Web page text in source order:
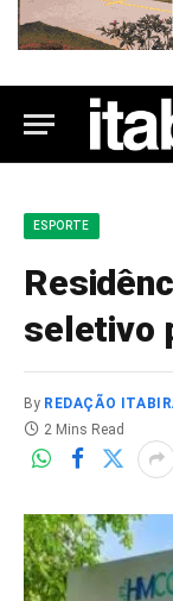
ESPORTE
seletivo
By REDAÇÃO
2 Mins Read